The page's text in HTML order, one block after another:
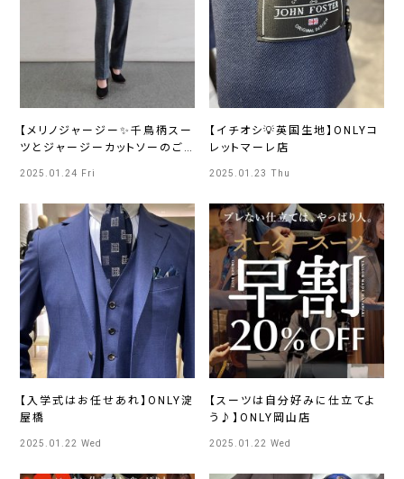
【メリノジャージー✨千鳥柄スー
ツとジャージーカットソーのご
2025.01.24 Fri
【イチオシ💡英国生地】ONLYコ
レットマーレ店
2025.01.23 Thu
【入学式はお任せあれ】ONLY淀
屋橋
2025.01.22 Wed
【スーツは自分好みに仕立てよ
う♪】ONLY岡山店
2025.01.22 Wed